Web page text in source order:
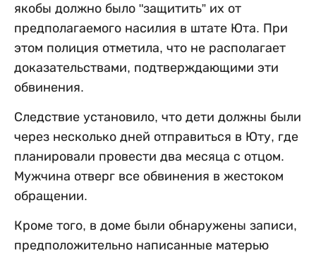
якобы должно было "защитить” их от
предполагаемого насилия в штате Юта. При
этом полиция отметила, что не располагает
доказательствами, подтверждающими эти
обвинения.
Следствие установило, что дети должны были
через несколько дней отправиться в Юту, где
планировали провести два месяца с отцом.
Мужчина отверг все обвинения в жестоком
обращении.
Кроме того, в доме были обнаружены записи,
предположительно написанные матерью